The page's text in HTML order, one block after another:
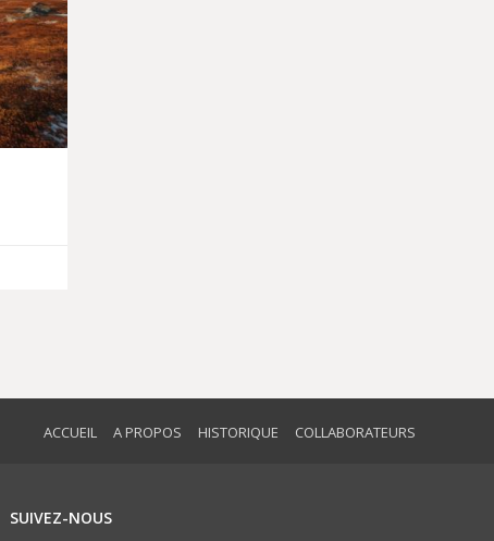
ACCUEIL A PROPOS HISTORIQUE COLLABORATEURS
SUIVEZ-NOUS